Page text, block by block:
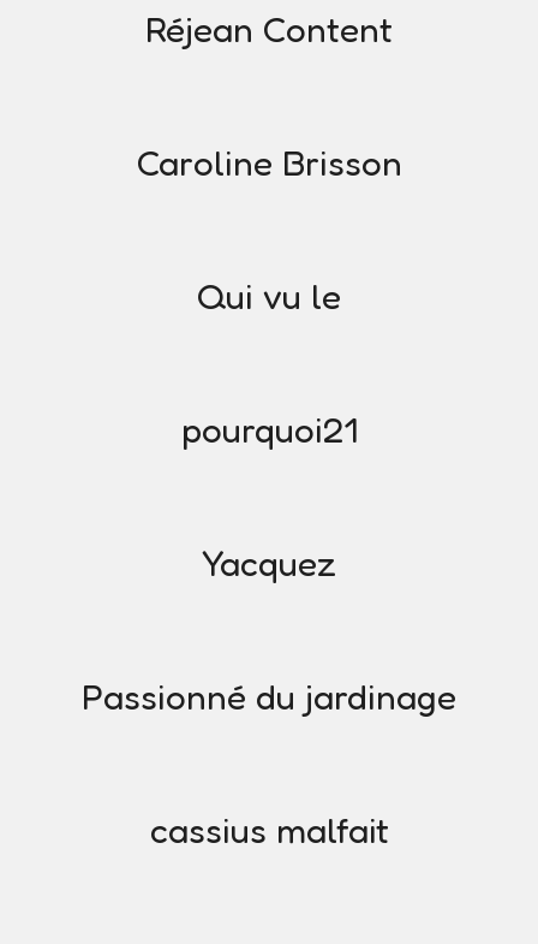
Réjean Content
Caroline Brisson
Qui vu le
pourquoi21
Yacquez
Passionné du jardinage
cassius malfait